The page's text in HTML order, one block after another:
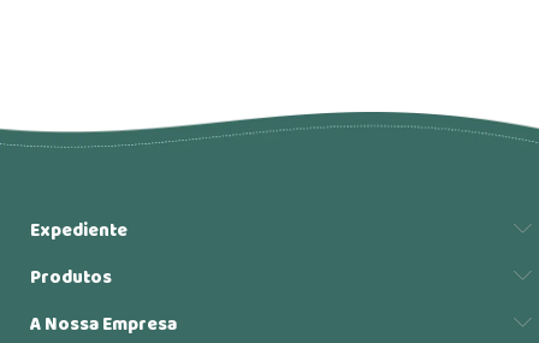
Expediente
Produtos
A Nossa Empresa